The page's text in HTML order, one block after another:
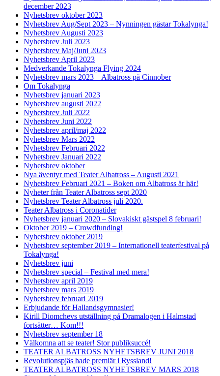
december 2023
Nyhetsbrev oktober 2023
Nyhetsbrev Aug/Sept 2023 – Nynningen gästar Tokalynga!
Nyhetsbrev Augusti 2023
Nyhetsbrev Juli 2023
Nyhetsbrev Maj/Juni 2023
Nyhetsbrev April 2023
Medverkande Tokalynga Flying 2024
Nyhetsbrev mars 2023 – Albatross på Cinnober
Om Tokalynga
Nyhetsbrev januari 2023
Nyhetsbrev augusti 2022
Nyhetsbrev Juli 2022
Nyhetsbrev Juni 2022
Nyhetsbrev april/maj 2022
Nyhetsbrev Mars 2022
Nyhetsbrev Februari 2022
Nyhetsbrev Januari 2022
Nyhetsbrev oktober
Nya äventyr med Teater Albatross – Augusti 2021
Nyhetsbrev Februari 2021 – Boken om Albatross är här!
Nyheter från Teater Albatross sept 2020
Nyhetsbrev Teater Albatross juli 2020.
Teater Albatross i Coronatider
Nyhetsbrev januari 2020 – Slovakiskt gästspel 8 februari!
Oktober 2019 – Crowdfunding!
Nyhetsbrev oktober 2019
Nyhetsbrev september 2019 – Internationell teaterfestival på
Tokalynga!
Nyhetsbrev juni
Nyhetsbrev special – Festival med mera!
Nyhetsbrev april 2019
Nyhetsbrev mars 2019
Nyhetsbrev februari 2019
Erbjudande för Hallandsgymnasier!
Kirill Diomchevs utställning på Dramalogen i Halmstad
fortsätter… Kom!!!
Nyhetsbrev september 18
Välkomna att se teater! Stor publiksuccé!
TEATER ALBATROSS NYHETSBREV JUNI 2018
Revolutionspjäs hade premiär i Ryssland!
TEATER ALBATROSS NYHETSBREV MARS 2018